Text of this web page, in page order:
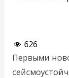
626
Первыми